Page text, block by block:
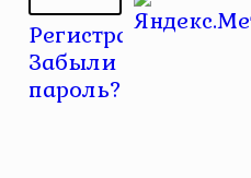
Регистрация |
Забыли
пароль?